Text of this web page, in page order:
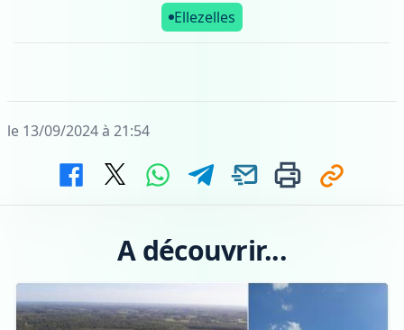
Ellezelles
le 13/09/2024 à 21:54
A découvrir...